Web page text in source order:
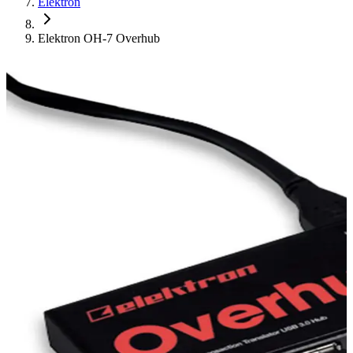
Elektron OH-7 Overhub